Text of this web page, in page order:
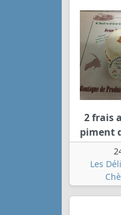
2 frais
piment
Les